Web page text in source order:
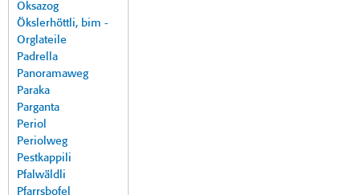
Oksazog
Ökslerhöttli, bim -
Orglateile
Padrella
Panoramaweg
Paraka
Parganta
Periol
Periolweg
Pestkappili
Pfalwäldli
Pfarrsbofel